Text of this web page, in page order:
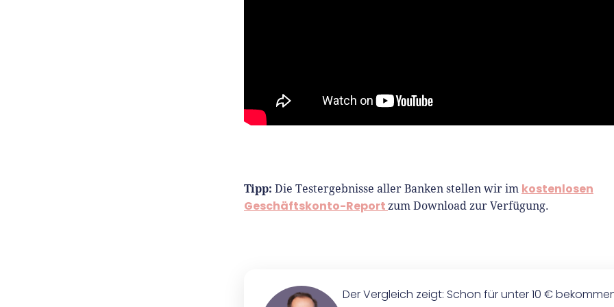
Tipp: Die Testergebnisse aller Banken stellen wir im kostenlosen
Geschäftskonto-Report zum Download zur Verfügung.
Der Vergleich zeigt: Schon für unter 10 €